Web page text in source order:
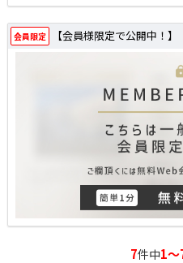
会員限定 【会員様限定で公開中！】
7件中1～